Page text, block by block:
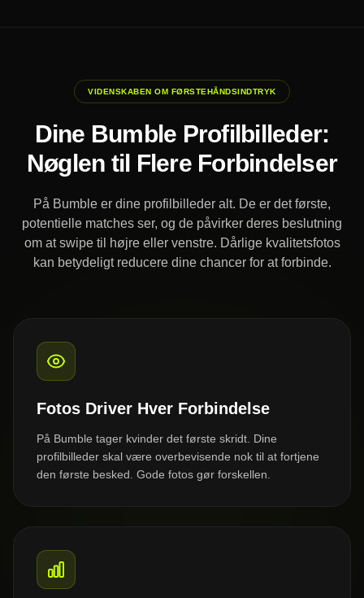
VIDENSKABEN OM FØRSTEHÅNDSINDTRYK
Dine Bumble Profilbilleder:
Nøglen til Flere Forbindelser
På Bumble er dine profilbilleder alt. De er det første,
potentielle matches ser, og de påvirker deres beslutning
om at swipe til højre eller venstre. Dårlige kvalitetsfotos
kan betydeligt reducere dine chancer for at forbinde.
Fotos Driver Hver Forbindelse
På Bumble tager kvinder det første skridt. Dine
profilbilleder skal være overbevisende nok til at fortjene
den første besked. Gode fotos gør forskellen.